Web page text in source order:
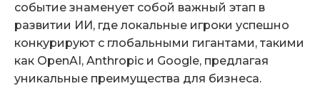
событие знаменует собой важный этап в
развитии ИИ, где локальные игроки успешно
конкурируют с глобальными гигантами, такими
как OpenAI, Anthropic и Google, предлагая
уникальные преимущества для бизнеса.